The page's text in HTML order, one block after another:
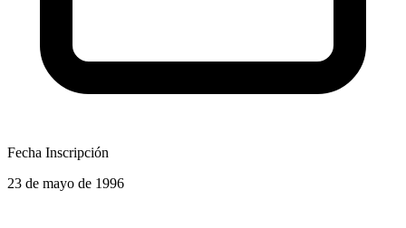
Fecha Inscripción
23 de mayo de 1996